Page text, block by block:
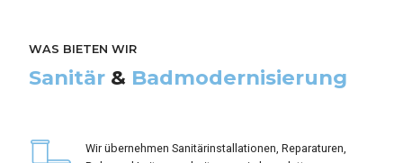
Moderne Heizsysteme &
Wärmetechnik
Wir installieren, warten und reparieren Gas-, Öl-,
WAS BIETEN WIR
Sanitär & Badmodernisierung
Wir übernehmen Sanitärinstallationen, Reparaturen,
WAS BIETEN WIR
Benötigen Sie professionelle